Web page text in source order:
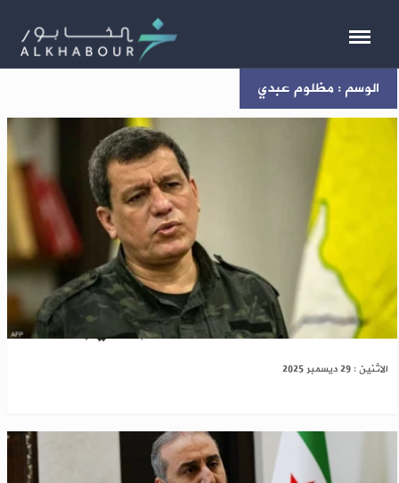
الوسم : مظلوم عبدي
لأسباب تقنية..تأجيل زيارة مظلوم عبدي إلى دمشق
الاثنين : 29 ديسمبر 2025